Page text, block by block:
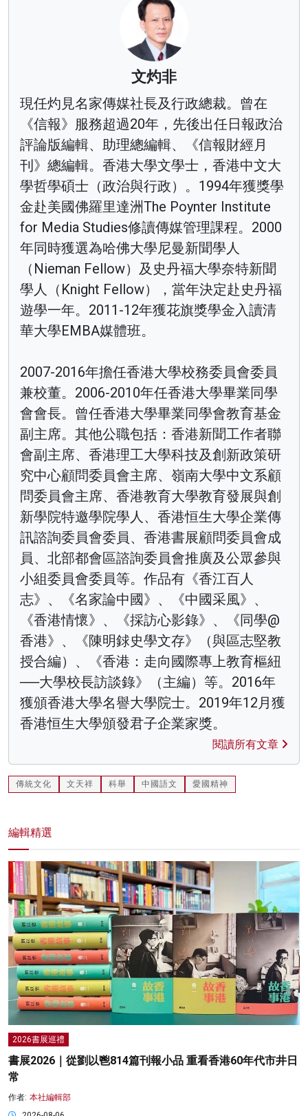
文灼非
現任灼見名家傳媒社長及行政總裁。曾在
《信報》服務超過20年，先後出任日報政治
評論版編輯、助理總編輯、《信報財經月
刊》總編輯。香港大學文學士，香港中文大
學哲學碩士（政治與行政）。1994年獲獎學
金赴美國佛羅里達洲The Poynter Institute
for Media Studies修讀傳媒管理課程。2000
年同時獲選為哈佛大學尼曼新聞學人
（Nieman Fellow）及史丹福大學奈特新聞
學人（Knight Fellow），當年決定赴史丹福
遊學一年。2011-12年獲花旗獎學金入讀清
華大學EMBA媒體班。
2007-2016年擔任香港大學校務委員會委員
兼校董。2006-2010年任香港大學畢業同學
會會長。曾任香港大學畢業同學會教育基金
副主席。其他公職包括：香港新聞工作者聯
會副主席、香港理工大學科技及創新政策研
究中心顧問委員會主席、嶺南大學中文系顧
問委員會主席、香港教育大學教育發展與創
新學院特邀學院學人、香港恒生大學企業傳
訊諮詢委員會委員、香港書展顧問委員會成
員、北部都會區諮詢委員會推廣及公眾參與
小組委員會委員等。作品有《香江百人
志》、《名家論中國》、《中國采風》、
《香港情懷》、《採訪心影錄》、《同學@
香港》、《陳明銶史學文存》（與區志堅教
授合編）、《香港：走向國際專上教育樞紐
──大學校長訪談錄》（主編）等。2016年
獲頒香港大學名譽大學院士。2019年12月獲
香港恒生大學頒發君子企業家獎。
閱讀所有文章
傳統文化 文天祥 科舉 中國語文 愛國精神
編輯精選
2026書展巡禮
書展2026｜從劉以鬯814篇刊報小品 重看香港60年代市井日
常
作者: 本社編輯部